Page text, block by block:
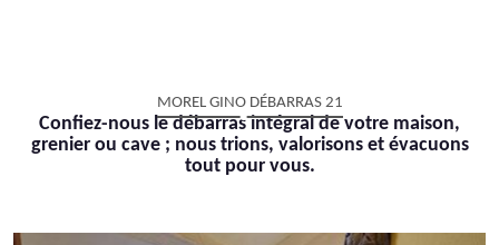
MOREL GINO DÉBARRAS 21
Confiez-nous le débarras intégral de votre maison,
grenier ou cave ; nous trions, valorisons et évacuons
tout pour vous.